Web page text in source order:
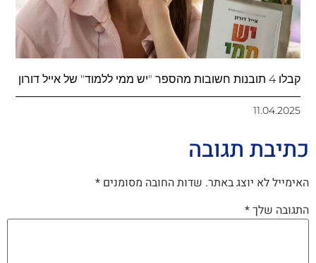
קבלו 4 תובנות חשובות מהספר "יש ממי ללמוד" של אייל דורון
11.04.2025
כתיבת תגובה
האימייל לא יוצג באתר. שדות החובה מסומנים *
התגובה שלך*